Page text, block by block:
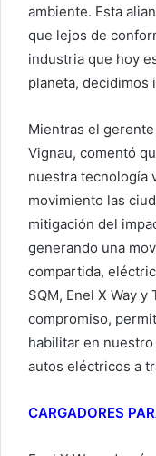
ambiente. Esta
que lejos de
industria que hoy
planeta, decidimos
Mientras el
Vignau, comentó
nuestra tecnología
movimiento las
mitigación del
generando una
compartida,
SQM, Enel X Way
compromiso,
habilitar en
autos eléctricos a
CARGADORES